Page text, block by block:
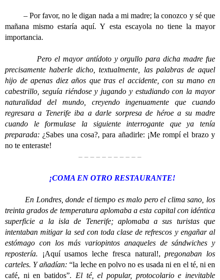
– Por favor, no le digan nada a mi madre; la conozco y sé que
mañana mismo estaría aquí. Y esta escayola no tiene la mayor
importancia.
Pero el mayor antídoto y orgullo para dicha madre fue
precisamente haberle dicho, textualmente, las palabras de aquel
hijo de apenas diez años que tras el accidente, con su mano en
cabestrillo, seguía riéndose y jugando y estudiando con la mayor
naturalidad del mundo, creyendo ingenuamente que cuando
regresara a Tenerife iba a darle sorpresa de héroe a su madre
cuando le formulase la siguiente interrogante que ya tenía
preparada: ¿Sabes una cosa?, para añadirle: ¡Me rompí el brazo y
no te enteraste!
– – – – – – – – – – –
¡COMA EN OTRO RESTAURANTE!
En Londres, donde el tiempo es malo pero el clima sano, los
treinta grados de temperatura aplomaba a esta capital con idéntica
superficie a la isla de Tenerife; aplomaba a sus turistas que
intentaban mitigar la sed con toda clase de refrescos y engañar al
estómago con los más variopintos anaqueles de sándwiches y
repostería. ¡Aquí usamos leche fresca natural!, pregonaban los
carteles. Y añadían:“la leche en polvo no es usada ni en el té, ni en
café, ni en batidos”. El té, el popular, protocolario e inevitable